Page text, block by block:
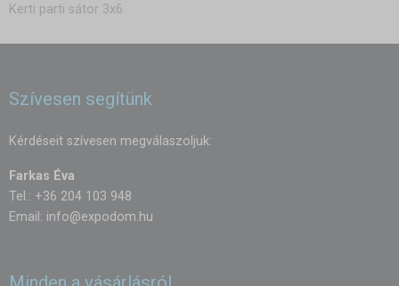
Kerti parti sátor 3x6
Szívesen segítünk
Kérdéseit szívesen megválaszoljuk:
Farkas Éva
Tel.: +36 204 103 948
Email: info@expodom.hu